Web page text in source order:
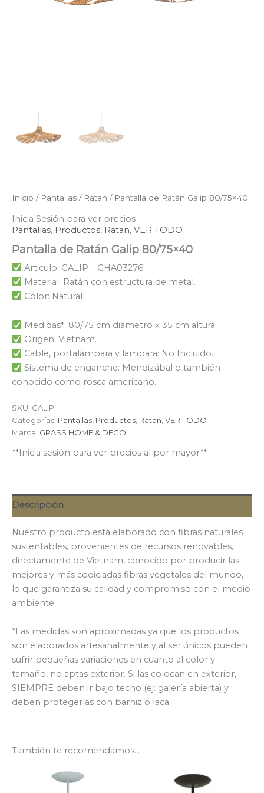
Inicio / Pantallas / Ratan / Pantalla de Ratán Galip 80/75×40
Inicia Sesión para ver precios
Pantallas, Productos, Ratan, VER TODO
Pantalla de Ratán Galip 80/75×40
Articulo: GALIP – GHA03276
Material: Ratán con estructura de metal.
Color: Natural
Medidas*: 80/75 cm diámetro x 35 cm altura.
Origen: Vietnam.
Cable, portalámpara y lampara: No Incluido.
Sistema de enganche: Mendizábal o también
conocido como rosca americano.
SKU: GALIP
Categorías: Pantallas, Productos, Ratan,VER TODO
Marca: GRASS HOME & DECO
**Inicia sesión para ver precios al por mayor**
Descripción
Nuestro producto está elaborado con fibras naturales
sustentables, provenientes de recursos renovables,
directamente de Vietnam, conocido por producir las
mejores y más codiciadas fibras vegetales del mundo,
lo que garantiza su calidad y compromiso con el medio
ambiente.
*Las medidas son aproximadas ya que los productos
son elaborados artesanalmente y al ser únicos pueden
sufrir pequeñas variaciones en cuanto al color y
tamaño, no aptas exterior. Si las colocan en exterior,
SIEMPRE deben ir bajo techo (ej: galería abierta) y
deben protegerlas con barniz o laca.
También te recomendamos…